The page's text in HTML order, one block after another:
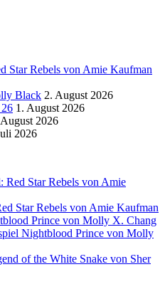
Star Rebels von Amie Kaufman
Black 2. August 2026
1. August 2026
2026
2026
Red Star Rebels von Amie
Star Rebels von Amie Kaufman
Prince von Molly X. Chang
Nightblood Prince von Molly
of the White Snake von Sher